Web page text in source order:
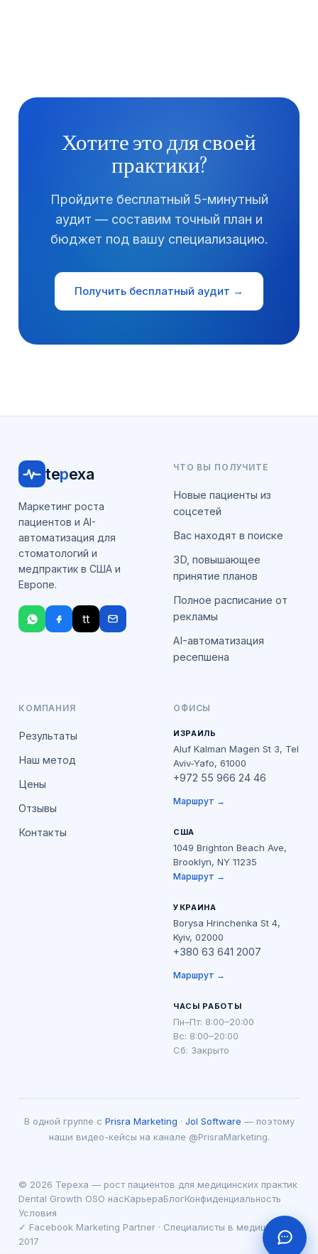
Хотите это для своей
практики?
Пройдите бесплатный 5-минутный
аудит — составим точный план и
бюджет под вашу специализацию.
Получить бесплатный аудит →
tepexa
Маркетинг роста
пациентов и AI-
автоматизация для
стоматологий и
медпрактик в США и
Европе.
tt
ЧТО ВЫ ПОЛУЧИТЕ
Новые пациенты из
соцсетей
Вас находят в поиске
3D, повышающее
принятие планов
Полное расписание от
рекламы
AI-автоматизация
ресепшена
КОМПАНИЯ
Результаты
Наш метод
Цены
Отзывы
Контакты
ОФИСЫ
ИЗРАИЛЬ
Aluf Kalman Magen St 3, Tel
Aviv-Yafo, 61000
+972 55 966 24 46
Маршрут →
США
1049 Brighton Beach Ave,
Brooklyn, NY 11235
Маршрут →
УКРАИНА
Borysa Hrinchenka St 4,
Kyiv, 02000
+380 63 641 2007
Маршрут →
ЧАСЫ РАБОТЫ
Пн–Пт: 8:00–20:00
Вс: 8:00–20:00
Сб: Закрыто
В одной группе с Prisra Marketing · Jol Software — поэтому
наши видео-кейсы на канале @PrisraMarketing.
© 2026 Tepexa — рост пациентов для медицинских практик
Dental Growth OSО насКарьераБлогКонфиденциальность
Условия
✓ Facebook Marketing Partner · Специалисты в медицине с
2017